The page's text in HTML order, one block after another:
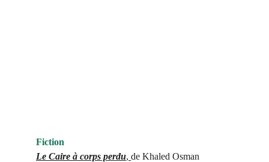
Fiction
Le Caire à corps perdu, de Khaled Osman